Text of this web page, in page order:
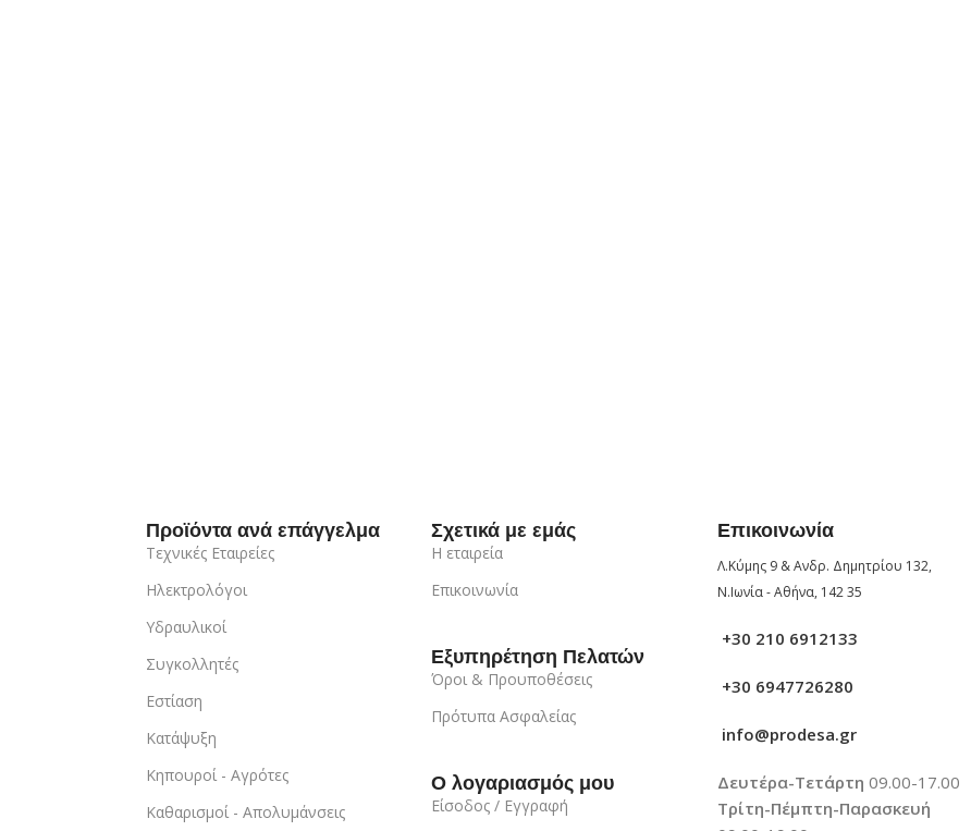
Προϊόντα ανά επάγγελμα
Τεχνικές Εταιρείες
Ηλεκτρολόγοι
Υδραυλικοί
Συγκολλητές
Εστίαση
Κατάψυξη
Κηπουροί - Αγρότες
Καθαρισμοί - Απολυμάνσεις
Σχετικά με εμάς
Η εταιρεία
Επικοινωνία
Εξυπηρέτηση Πελατών
Όροι & Προυποθέσεις
Πρότυπα Ασφαλείας
Ο λογαριασμός μου
Είσοδος / Εγγραφή
Επικοινωνία
Λ.Κύμης 9 & Ανδρ. Δημητρίου 132,
Ν.Ιωνία - Αθήνα, 142 35
+30 210 6912133
+30 6947726280
info@prodesa.gr
Δευτέρα-Τετάρτη 09.00-17.00
Τρίτη-Πέμπτη-Παρασκευή